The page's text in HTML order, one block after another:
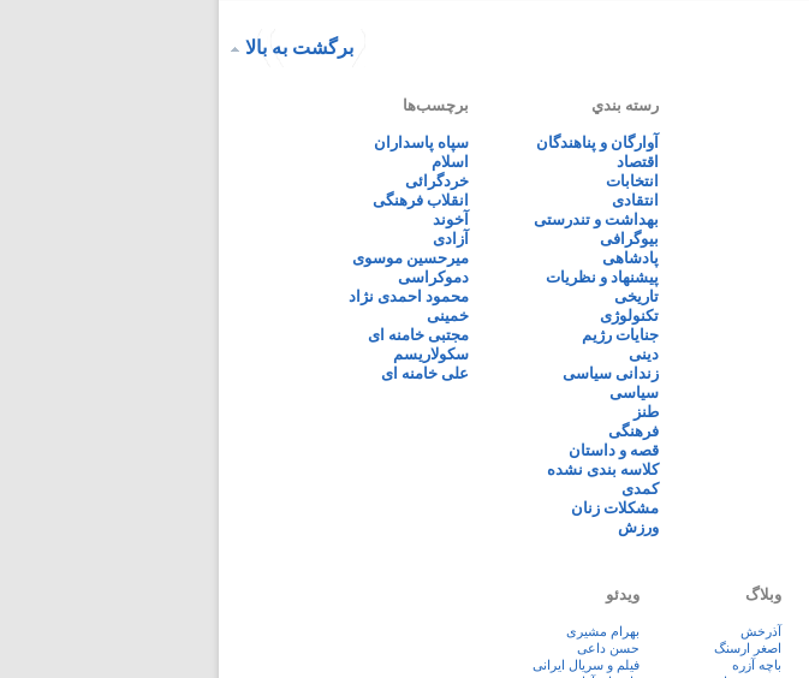
برگشت به بالا
رسته بندي
آوارگان و پناهندگان
اقتصاد
انتخابات
انتقادی
بهداشت و تندرستی
بیوگرافی
پادشاهی
پیشنهاد و نظریات
تاریخی
تکنولوژی
جنایات رژیم
دینی
زندانی سیاسی
سیاسی
طنز
فرهنگی
قصه و داستان
کلاسه بندی نشده
کمدی
مشکلات زنان
ورزش
برچسب‌ها
سپاه پاسداران
اسلام
خردگرائی
انقلاب فرهنگی
آخوند
آزادی
میرحسین موسوی
دموکراسی
محمود احمدی نژاد
خمینی
مجتبی خامنه ای
سکولاریسم
علی خامنه ای
وبلاگ
آذرخش
اصغر ارسنگ
باچه آزره
ویدئو
بهرام مشیری
حسن داعی
فيلم و سريال ايرانی